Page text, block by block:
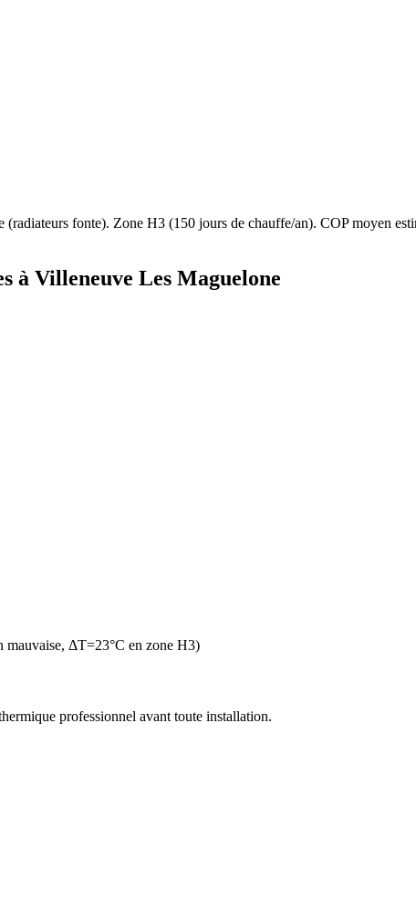
(radiateurs fonte). Zone H3 (150 jours de chauffe/an). COP moyen
à Villeneuve Les Maguelone
ΔT=23°C en zone H3)
professionnel avant toute installation.